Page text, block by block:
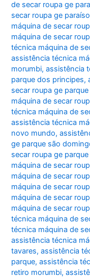
de secar roupa ge
secar roupa ge
máquina de secar
máquina de secar
técnica máquina de
assistência técnica
morumbi,assistência
parque dos principes,
secar roupa ge
máquina de secar
técnica máquina de
assistência técnica
novo mundo,
ge parque são
secar roupa ge
máquina de secar
máquina de secar
máquina de secar
máquina de secar
máquina de secar
técnica máquina de
técnica máquina de
assistência técnica
tavares,assistência
parque,assistência
retiro morumbi,